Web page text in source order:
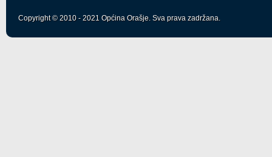
Copyright © 2010 - 2021 Općina Orašje. Sva prava zadržana.